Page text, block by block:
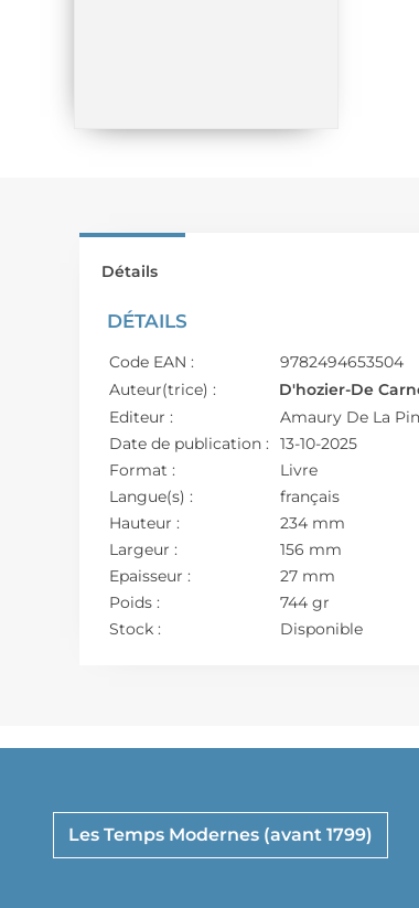
Détails
DÉTAILS
Code EAN :
9782494653504
Auteur(trice) :
D'hozier-De
Editeur :
Amaury De La
Date de publication :
13-10-2025
Format :
Livre
Langue(s) :
français
Hauteur :
234 mm
Largeur :
156 mm
Epaisseur :
27 mm
Poids :
744 gr
Stock :
Disponible
Les Temps Modernes (avant 1799)